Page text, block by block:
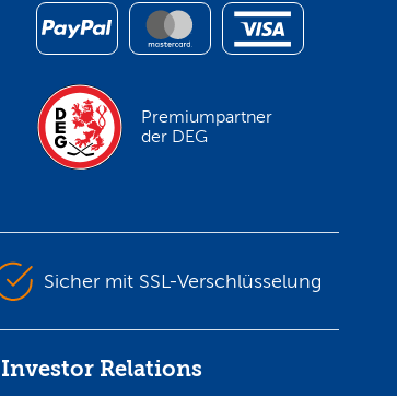
Premiumpartner
der DEG
Sicher mit SSL-Verschlüsselung
Investor Relations